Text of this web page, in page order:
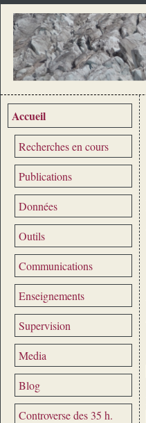
Accueil
Recherches en cours
Publications
Données
Outils
Communications
Enseignements
Supervision
Media
Blog
Controverse des 35 h.